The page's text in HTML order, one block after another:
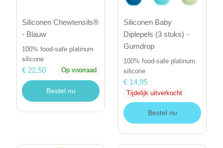
Siliconen Chewtensils®
- Blauw
100% food-safe platinum
silicone
€ 22,50 Op voorraad
Bestel nu
Siliconen Baby
Diplepels (3 stuks) -
Gumdrop
100% food-safe platinum
silicone
€ 14,95
Tijdelijk uitverkocht
Bestel nu